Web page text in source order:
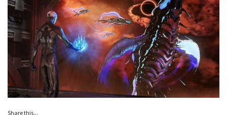
Share this...